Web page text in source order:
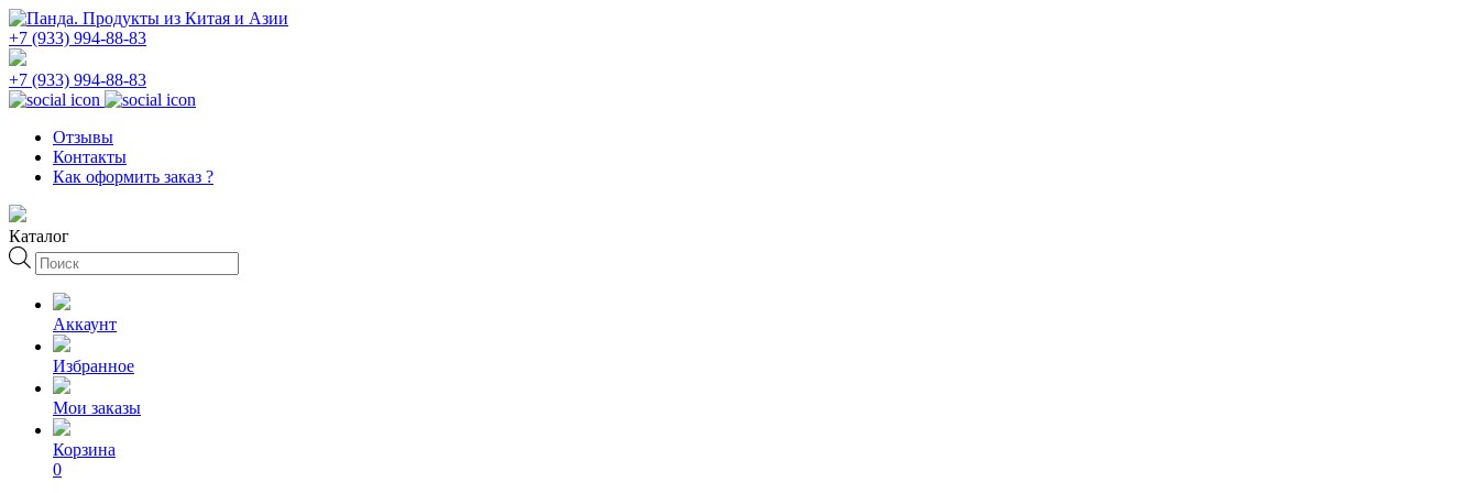
+7 (933) 994-88-83
+7 (933) 994-88-83
Отзывы
Контакты
Как оформить заказ ?
Каталог
Поиск
товаров
Аккаунт
Избранное
Мои заказы
Корзина
0